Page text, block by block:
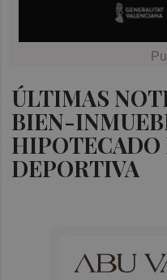
ÚLTIMAS
BIEN-
HIPOTECADO
DEPORTIVA